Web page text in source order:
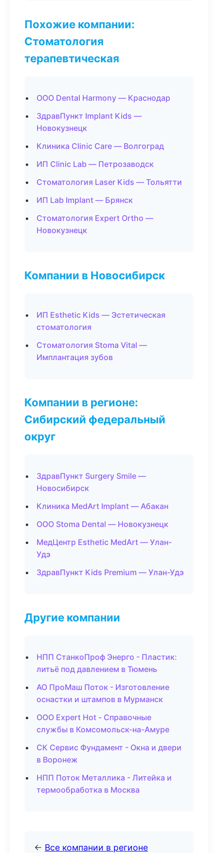
Похожие компании:
Стоматология
терапевтическая
ООО Dental Harmony — Краснодар
ЗдравПункт Implant Kids —
Новокузнецк
Клиника Clinic Care — Волгоград
ИП Clinic Lab — Петрозаводск
Стоматология Laser Kids — Тольятти
ИП Lab Implant — Брянск
Стоматология Expert Ortho —
Новокузнецк
Компании в Новосибирск
ИП Esthetic Kids — Эстетическая
стоматология
Стоматология Stoma Vital —
Имплантация зубов
Компании в регионе:
Сибирский федеральный
округ
ЗдравПункт Surgery Smile —
Новосибирск
Клиника MedArt Implant — Абакан
ООО Stoma Dental — Новокузнецк
МедЦентр Esthetic MedArt — Улан-
Удэ
ЗдравПункт Kids Premium — Улан-Удэ
Другие компании
НПП СтанкоПроф Энерго - Пластик:
литьё под давлением в Тюмень
АО ПроМаш Поток - Изготовление
оснастки и штампов в Мурманск
ООО Expert Hot - Справочные
службы в Комсомольск-на-Амуре
СК Сервис Фундамент - Окна и двери
в Воронеж
НПП Поток Металлика - Литейка и
термообработка в Москва
← Все компании в регионе